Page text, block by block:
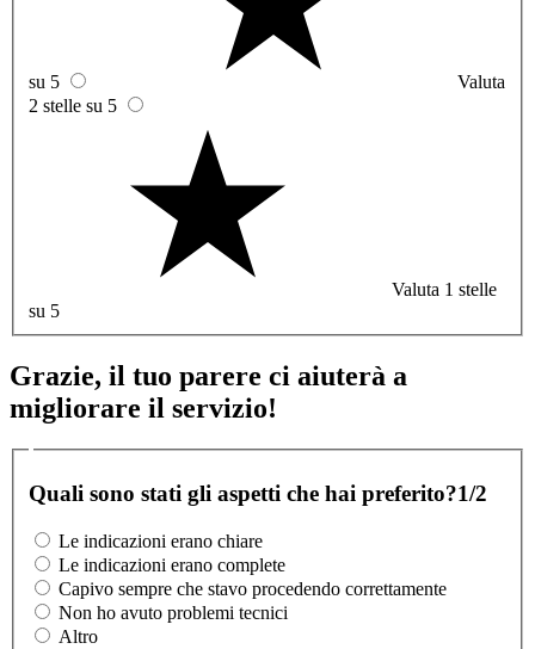
su 5
Valuta
2 stelle su 5
Valuta 1 stelle
su 5
Grazie, il tuo parere ci aiuterà a
migliorare il servizio!
Quali sono stati gli aspetti che hai preferito?1/2
Le indicazioni erano chiare
Le indicazioni erano complete
Capivo sempre che stavo procedendo correttamente
Non ho avuto problemi tecnici
Altro